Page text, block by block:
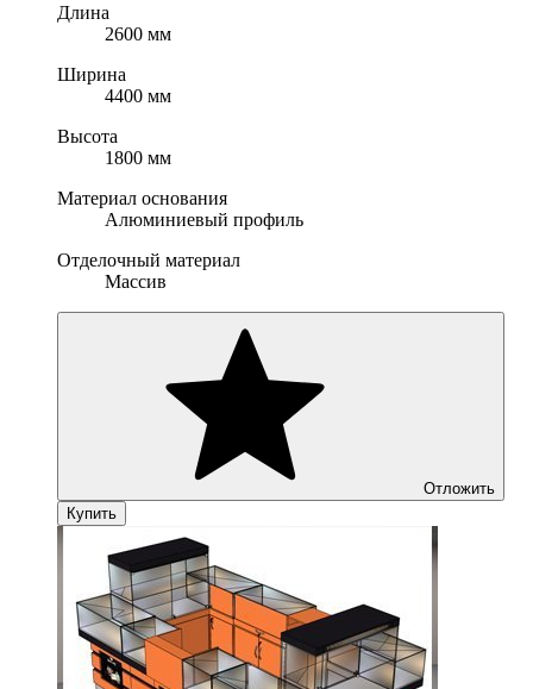
Длина
2600 мм
Ширина
4400 мм
Высота
1800 мм
Материал основания
Алюминиевый профиль
Отделочный материал
Массив
Отложить
Купить